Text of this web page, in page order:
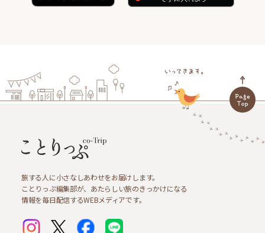
旅する人に小さなしあわせをお届けします。
ことりっぷ編集部が、あたらしい旅のきっかけになる
情報を毎日配信するWEBメディアです。